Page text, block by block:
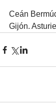
Ceán
Gijón.